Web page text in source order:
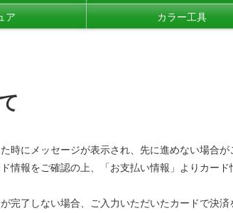
ア カラー工具
にメッセージが表示され、先に進めない場合が
報をご確認の上、「お支払い情報」よりカード
了しない場合、ご入力いただいたカードで決済